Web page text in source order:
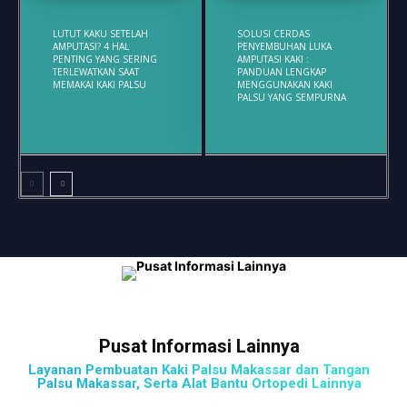
LUTUT KAKU SETELAH
AMPUTASI? 4 HAL
PENTING YANG SERING
TERLEWATKAN SAAT
MEMAKAI KAKI PALSU
SOLUSI CERDAS
PENYEMBUHAN LUKA
AMPUTASI KAKI :
PANDUAN LENGKAP
MENGGUNAKAN KAKI
PALSU YANG SEMPURNA
Pusat Informasi Lainnya
Layanan Pembuatan Kaki Palsu Makassar dan Tangan
Palsu Makassar, Serta Alat Bantu Ortopedi Lainnya